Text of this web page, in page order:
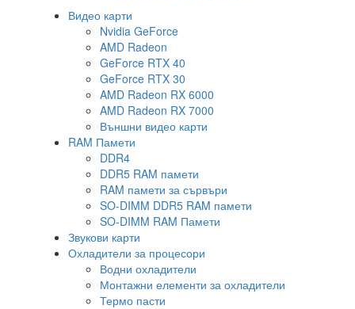
Видео карти
Nvidia GeForce
AMD Radeon
GeForce RTX 40
GeForce RTX 30
AMD Radeon RX 6000
AMD Radeon RX 7000
Външни видео карти
RAM Памети
DDR4
DDR5 RAM памети
RAM памети за сървъри
SO-DIMM DDR5 RAM памети
SO-DIMM RAM Памети
Звукови карти
Охладители за процесори
Водни охладители
Монтажни елементи за охладители
Термо пасти